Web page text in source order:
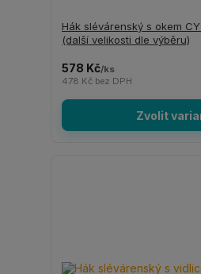
Hák slévárenský s okem
(další velikosti dle výběru)
578 Kč/ks
478 Kč bez DPH
Zvolit